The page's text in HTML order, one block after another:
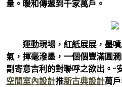
量。暖和傳遞到千家萬戶。
運動現場，紅紙展展，墨
氣，揮毫潑墨，一個個豐滿圓
副寄意吉利的對聯呼之欲出。“
空間室內設計推新古典設計萬